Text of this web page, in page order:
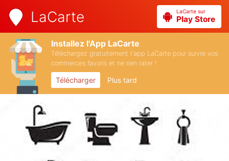
LaCarte LaCarte sur
Play Store
Installez l'App LaCarte
Téléchargez gratuitement l'app LaCarte pour suivre vos
commerces favoris et ne rien rater !
Télécharger Plus tard